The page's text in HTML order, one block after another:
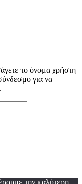
το όνομα χρήστη
για να
την καλύτερη